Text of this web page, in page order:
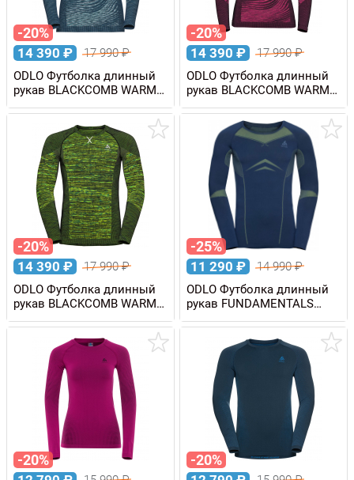
-20%
14 390 ₽ 17 990₽
ODLO Футболка длинный
рукав BLACKCOMB WARM
Eco женская
-20%
14 390 ₽ 17 990₽
ODLO Футболка длинный
рукав BLACKCOMB WARM
Eco женская
-20%
14 390 ₽ 17 990₽
ODLO Футболка длинный
рукав BLACKCOMB WARM
Eco мужская
-25%
11 290 ₽ 14 990₽
ODLO Футболка длинный
рукав FUNDAMENTALS
PERFORMANCE WARM
мужская
-20% -20%